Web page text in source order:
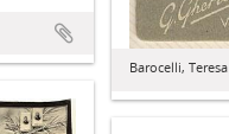
Barocelli, Teresa